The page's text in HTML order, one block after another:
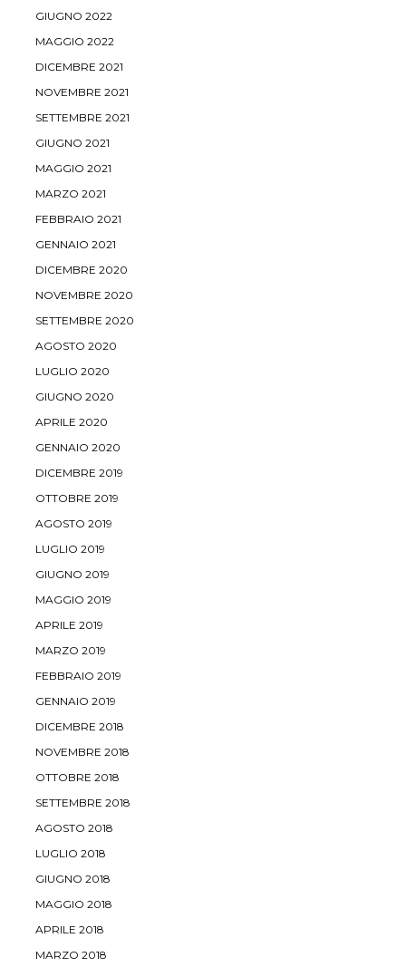
GIUGNO 2022
MAGGIO 2022
DICEMBRE 2021
NOVEMBRE 2021
SETTEMBRE 2021
GIUGNO 2021
MAGGIO 2021
MARZO 2021
FEBBRAIO 2021
GENNAIO 2021
DICEMBRE 2020
NOVEMBRE 2020
SETTEMBRE 2020
AGOSTO 2020
LUGLIO 2020
GIUGNO 2020
APRILE 2020
GENNAIO 2020
DICEMBRE 2019
OTTOBRE 2019
AGOSTO 2019
LUGLIO 2019
GIUGNO 2019
MAGGIO 2019
APRILE 2019
MARZO 2019
FEBBRAIO 2019
GENNAIO 2019
DICEMBRE 2018
NOVEMBRE 2018
OTTOBRE 2018
SETTEMBRE 2018
AGOSTO 2018
LUGLIO 2018
GIUGNO 2018
MAGGIO 2018
APRILE 2018
MARZO 2018